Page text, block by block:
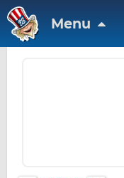
Menu